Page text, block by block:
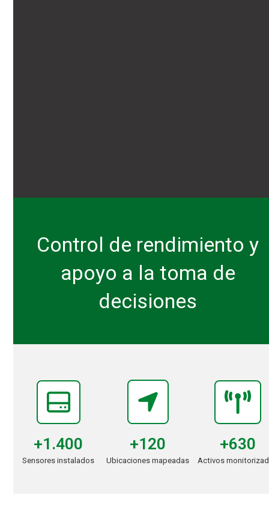
Control de rendimiento y
apoyo a la toma de
decisiones
+1.400
Sensores instalados
+120
Ubicaciones mapeadas
+630
Activos